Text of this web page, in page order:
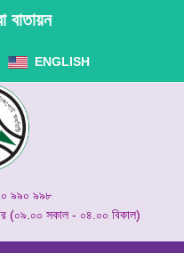
বাতায়ন
ENGLISH
৯৯০ ৯৯৮
(০৯.০০ সকাল - ০৪.০০ বিকাল)